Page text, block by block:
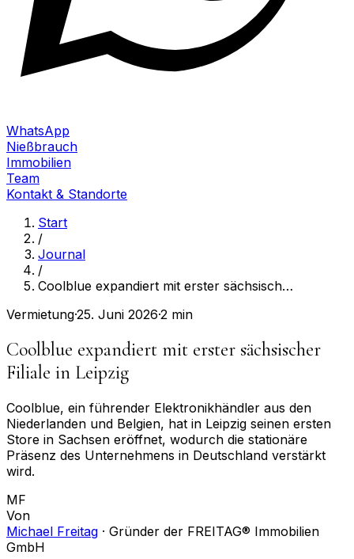
WhatsApp
Nießbrauch
Immobilien
Team
Kontakt & Standorte
Start
/
Journal
/
Coolblue expandiert mit erster sächsisch…
Vermietung·25. Juni 2026·2 min
Coolblue expandiert mit erster sächsischer
Filiale in Leipzig
Coolblue, ein führender Elektronikhändler aus den
Niederlanden und Belgien, hat in Leipzig seinen ersten
Store in Sachsen eröffnet, wodurch die stationäre
Präsenz des Unternehmens in Deutschland verstärkt
wird.
MF
Von
Michael Freitag · Gründer der FREITAG® Immobilien
GmbH